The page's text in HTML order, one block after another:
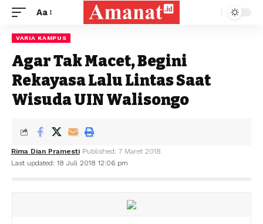
Aa
VARIA KAMPUS
Agar Tak Macet, Begini
Rekayasa Lalu Lintas Saat
Wisuda UIN Walisongo
Last updated: 18 Juli 2018 12:06 pm
Rima Dian Pramesti Published: 7 Maret 2018